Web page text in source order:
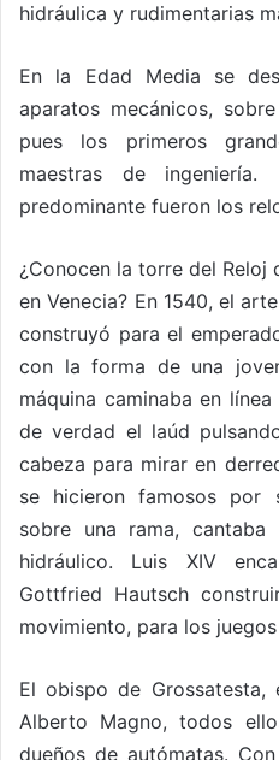
hidráulica y rudimentarias
En la Edad Media se
aparatos mecánicos,
pues los primeros
maestras de
predominante fueron los
¿Conocen la torre del Reloj
en Venecia? En 1540, el
construyó para el
con la forma de una
máquina caminaba en
de verdad el laúd
cabeza para mirar en
se hicieron famosos por
sobre una rama,
hidráulico. Luis XIV
Gottfried Hautsch
movimiento, para los
El obispo de
Alberto Magno, todos
dueños de autómatas.